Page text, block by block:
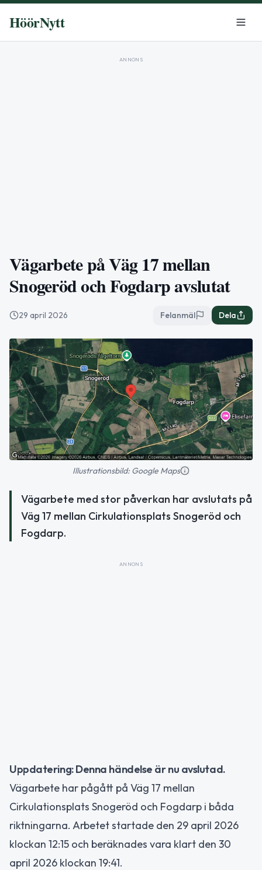
HöörNytt
ANNONS
Vägarbete på Väg 17 mellan
Snogeröd och Fogdarp avslutat
29 april 2026 Felanmäl Dela
Illustrationsbild: Google Maps
Vägarbete med stor påverkan har avslutats på
Väg 17 mellan Cirkulationsplats Snogeröd och
Fogdarp.
ANNONS
Uppdatering: Denna händelse är nu avslutad.
Vägarbete har pågått på Väg 17 mellan
Cirkulationsplats Snogeröd och Fogdarp i båda
riktningarna. Arbetet startade den 29 april 2026
klockan 12:15 och beräknades vara klart den 30
april 2026 klockan 19:41.